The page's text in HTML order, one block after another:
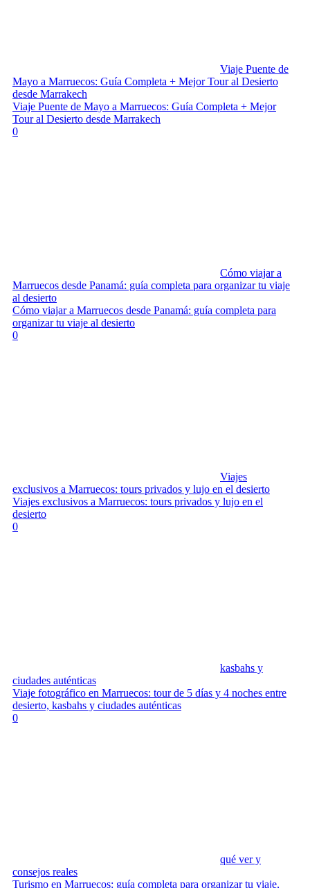
Viaje Puente de
Mayo a Marruecos: Guía Completa + Mejor Tour al Desierto
desde Marrakech
Viaje Puente de Mayo a Marruecos: Guía Completa + Mejor
Tour al Desierto desde Marrakech
0
Cómo viajar a
Marruecos desde Panamá: guía completa para organizar tu viaje
al desierto
Cómo viajar a Marruecos desde Panamá: guía completa para
organizar tu viaje al desierto
0
Viajes
exclusivos a Marruecos: tours privados y lujo en el desierto
Viajes exclusivos a Marruecos: tours privados y lujo en el
desierto
0
kasbahs y
ciudades auténticas
Viaje fotográfico en Marruecos: tour de 5 días y 4 noches entre
desierto, kasbahs y ciudades auténticas
0
qué ver y
consejos reales
Turismo en Marruecos: guía completa para organizar tu viaje,